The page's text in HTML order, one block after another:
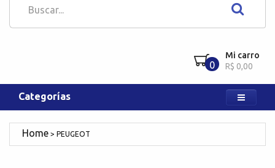
0
Mi carro
R$ 0,00
Categorías
PEUGEOT